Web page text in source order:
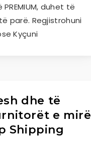
duhet të
parë. Regjistrohuni
Kyçuni
dhe të
e mirë
Shipping